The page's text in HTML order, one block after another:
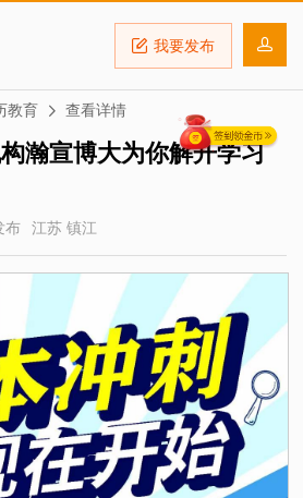
我要发布
教育 查看详情
瀚宣博大为你解开学习
布 江苏 镇江